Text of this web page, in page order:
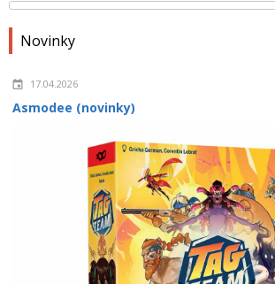
Novinky
17.04.2026
Asmodee (novinky)